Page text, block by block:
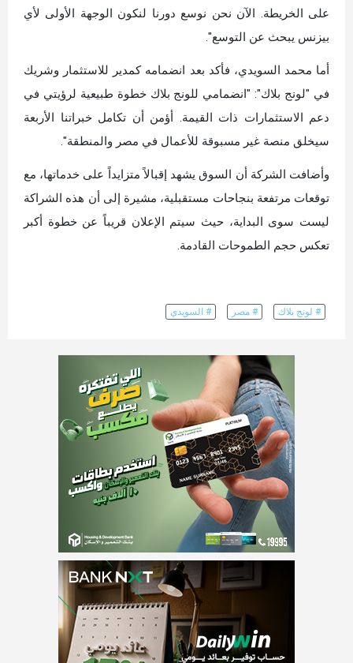
على الخريطة. الآن نحن نوسع دورنا لنكون الوجهة الأولى لأي
بيزنس يبحث عن التوسع".
أما محمد السويدي، فأكد بعد انضمامه كمدير للاستثمار وشريك
في "لونج بلاك": "انضمامي للونج بلاك خطوة طبيعية لرؤيتي في
دعم الاستثمارات ذات القيمة. أؤمن أن تكامل خبراتنا الأربعة
سيخلق منصة غير مسبوقة للأعمال في مصر والمنطقة".
وأضافت الشركة أن السوق يشهد إقبالاً متزايداً على خدماتها، مع
توقعات مرتفعة بنجاحات مستقبلية، مشيرة إلى أن هذه الشراكة
ليست سوى البداية، حيث سيتم الإعلان قريباً عن خطوة أكبر
تعكس حجم الطموحات القادمة.
# لونج بلاك # مصر # السويدي